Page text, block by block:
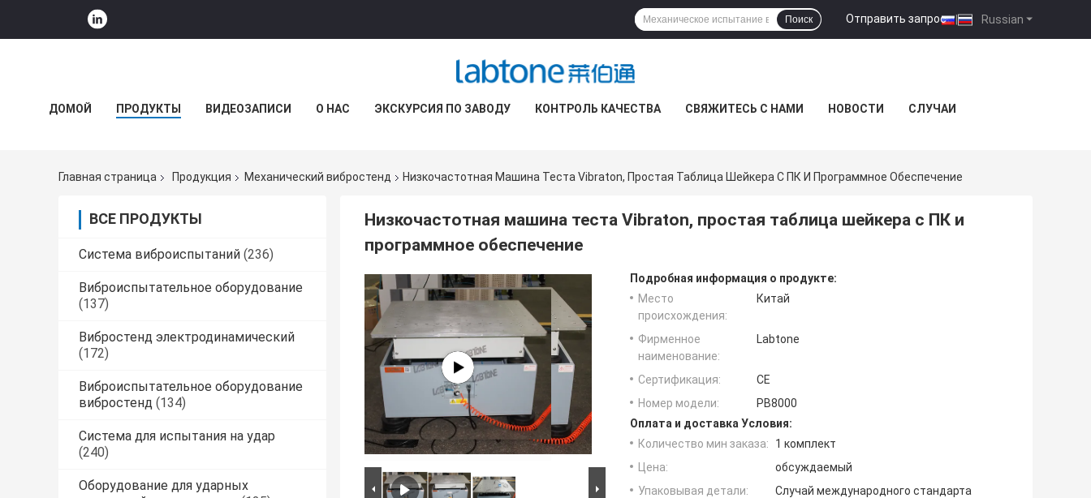
Russian
Отправить запрос |
Поиск
ДОМОЙ ПРОДУКТЫ ВИДЕОЗАПИСИ О НАС ЭКСКУРСИЯ ПО ЗАВОДУ КОНТРОЛЬ КАЧЕСТВА СВЯЖИТЕСЬ С НАМИ НОВОСТИ СЛУЧАИ
Главная страница Продукция Механический вибростенд Низкочастотная Машина Теста Vibraton, Простая Таблица Шейкера С ПК И Программное Обеспечение
ВСЕ ПРОДУКТЫ
Система виброиспытаний (236)
Виброиспытательное оборудование
(137)
Вибростенд электродинамический
(172)
Виброиспытательное оборудование
вибростенд (134)
Система для испытания на удар
(240)
Оборудование для ударных
Низкочастотная машина теста Vibraton, простая таблица шейкера с ПК и
программное обеспечение
Подробная информация о продукте:
Место
происхождения:
Китай
Фирменное
наименование:
Labtone
Сертификация:
CE
Номер модели:
РВ8000
Оплата и доставка Условия:
Количество мин заказа:
1 комплект
Цена:
обсуждаемый
Упаковывая детали:
Случай международного стандарта